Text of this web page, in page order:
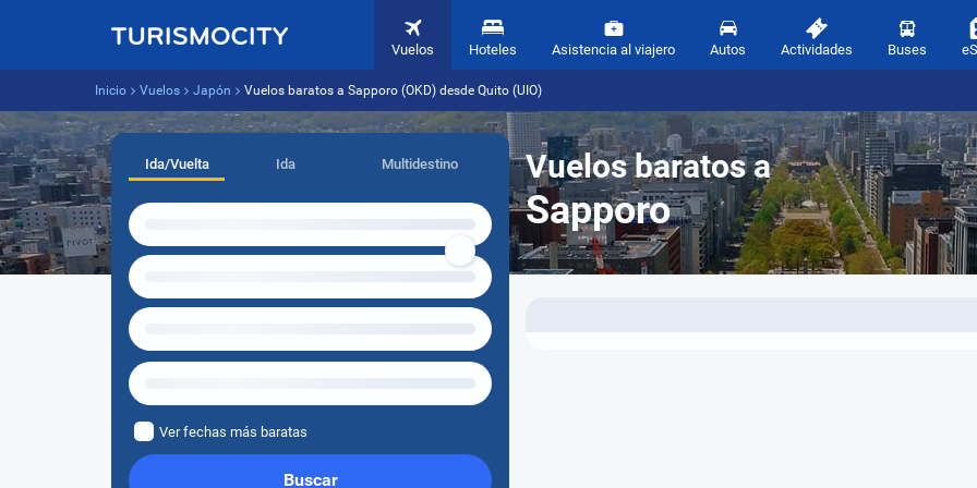
Vuelos Hoteles Asistencia al viajero Autos Actividades Buses
Inicio Vuelos Japón Vuelos baratos a Sapporo (OKD) desde Quito (UIO)
Vuelos baratos a
Sapporo
Ida/Vuelta Ida Multidestino
Ver fechas más baratas
Buscar